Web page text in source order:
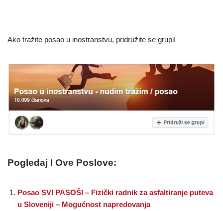
Ako tražite posao u inostranstvu, pridružite se grupi!
Pogledaj I Ove Poslove:
Posao SVI PASOŠI – Fizički radnik za asfaltiranje puteva
u Sloveniji – Mogućnost napredovanja